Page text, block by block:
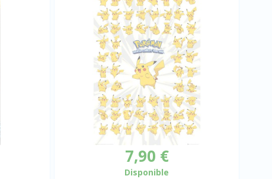
7,90 €
Disponible